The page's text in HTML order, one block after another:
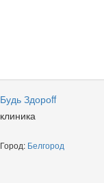
Будь Здороff
клиника
Город: Белгород